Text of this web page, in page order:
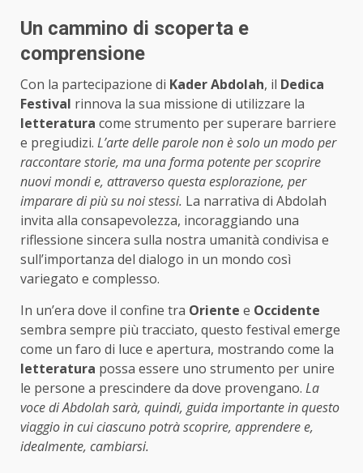
Un cammino di scoperta e
comprensione
Con la partecipazione di Kader Abdolah, il Dedica
Festival rinnova la sua missione di utilizzare la
letteratura come strumento per superare barriere
e pregiudizi. L’arte delle parole non è solo un modo per
raccontare storie, ma una forma potente per scoprire
nuovi mondi e, attraverso questa esplorazione, per
imparare di più su noi stessi. La narrativa di Abdolah
invita alla consapevolezza, incoraggiando una
riflessione sincera sulla nostra umanità condivisa e
sull’importanza del dialogo in un mondo così
variegato e complesso.
In un’era dove il confine tra Oriente e Occidente
sembra sempre più tracciato, questo festival emerge
come un faro di luce e apertura, mostrando come la
letteratura possa essere uno strumento per unire
le persone a prescindere da dove provengano. La
voce di Abdolah sarà, quindi, guida importante in questo
viaggio in cui ciascuno potrà scoprire, apprendere e,
idealmente, cambiarsi.